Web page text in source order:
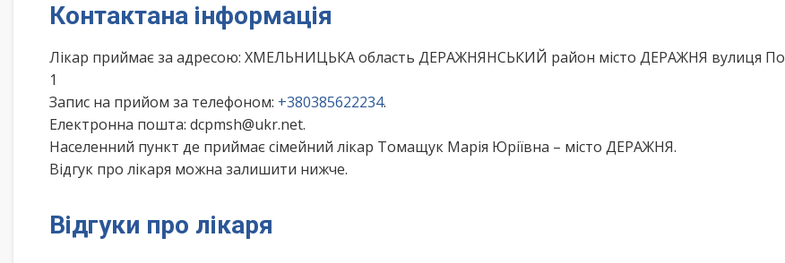
Контактана інформація
Лікар приймає за адресою: ХМЕЛЬНИЦЬКА область ДЕРАЖНЯНСЬКИЙ район місто ДЕРАЖНЯ вулиця
1
Запис на прийом за телефоном: +380385622234.
Електронна пошта: dcpmsh@ukr.net.
Населенний пункт де приймає сімейний лікар Томащук Марія Юріївна – місто ДЕРАЖНЯ.
Відгук про лікаря можна залишити нижче.
Відгуки про лікаря